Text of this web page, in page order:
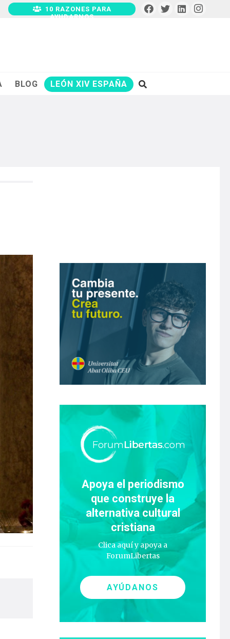
10 RAZONES PARA
AYUDARNOS
BLOG LEÓN XIV ESPAÑA
Apoya el periodismo
que construye la
alternativa cultural
cristiana
Clica aquí y apoya a
ForumLibertas
AYÚDANOS